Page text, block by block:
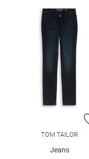
TOM TAILOR
Jeans